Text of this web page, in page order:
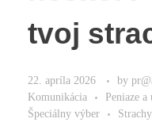
tvoj
22. apríla 2026 by
Komunikácia
Peniaze a
Špeciálny výber